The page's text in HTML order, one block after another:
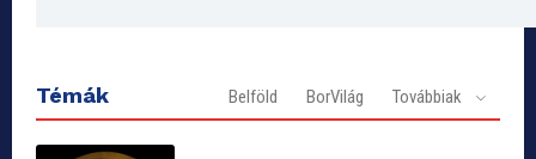
Témák Belföld BorVilág Továbbiak